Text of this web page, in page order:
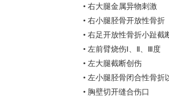
• 右大腿金属异物刺激
• 右小腿胫骨开放性骨折
• 右足开放性骨折小趾截
• 左前臂烧伤Ⅰ、Ⅱ、Ⅲ度
• 左大腿截断创伤
• 左小腿胫骨闭合性骨折
• 胸壁切开缝合伤口